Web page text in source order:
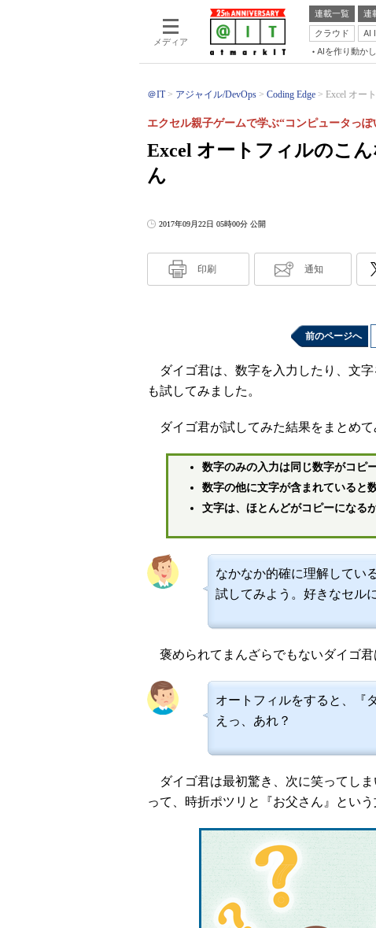
メディア
連載一覧 連
クラウド
AI
AIを作り動か
＠IT アジャイル/DevOps Coding Edge Excel オー
Excel オートフィルのこ
ん
エクセル親子ゲームで学ぶ“コンピュータっぽ
2017年09月22日 05時00分 公開
印刷 通知
前のページへ
ダイゴ君は、数字を入力したり、文
も試してみました。
ダイゴ君が試してみた結果をまとめて
数字のみの入力は同じ数字がコピー
数字の他に文字が含まれていると
文字は、ほとんどがコピーになる
なかなか的確に理解してい
試してみよう。好きなセル
褒められてまんざらでもないダイゴ君
オートフィルをすると、『
えっ、あれ？
ダイゴ君は最初驚き、次に笑ってし
って、時折ポツリと『お父さん』とい